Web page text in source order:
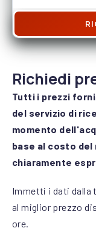
Richiedi
Tutti i prezzi
del servizio di
momento
base al costo
chiaramente
Immetti i dati dalla
al miglior prezzo
ore.